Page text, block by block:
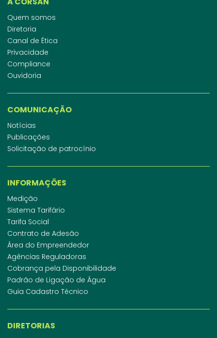
Quem somos
Diretoria
Canal de Ética
Privacidade
Compliance
Ouvidoria
COMUNICAÇÃO
Notícias
Publicações
Solicitação de patrocínio
INFORMAÇÕES
Medição
Sistema Tarifário
Tarifa Social
Contrato de Adesão
Área do Empreendedor
Agências Reguladoras
Cobrança pela Disponibilidade
Padrão de Ligação de Água
Guia Cadastro Técnico
DIRETORIAS